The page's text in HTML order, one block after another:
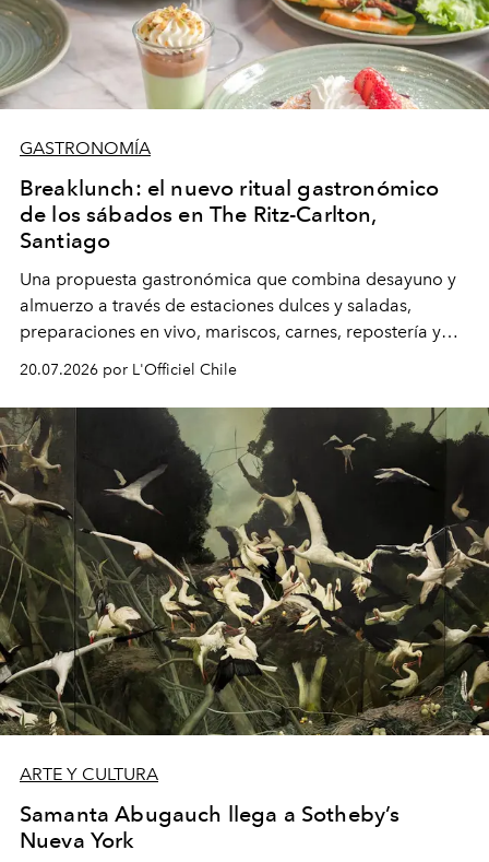
GASTRONOMÍA
Breaklunch: el nuevo ritual gastronómico
de los sábados en The Ritz-Carlton,
Santiago
Una propuesta gastronómica que combina desayuno y
almuerzo a través de estaciones dulces y saladas,
preparaciones en vivo, mariscos, carnes, repostería y
clásicos de la coctelería.
20.07.2026 por L'Officiel Chile
ARTE Y CULTURA
Samanta Abugauch llega a Sotheby’s
Nueva York